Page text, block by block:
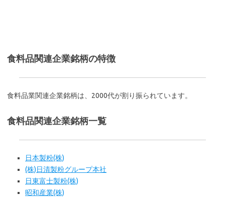
食料品関連企業銘柄の特徴
食料品業関連企業銘柄は、2000代が割り振られています。
食料品関連企業銘柄一覧
日本製粉(株)
(株)日清製粉グループ本社
日東富士製粉(株)
昭和産業(株)